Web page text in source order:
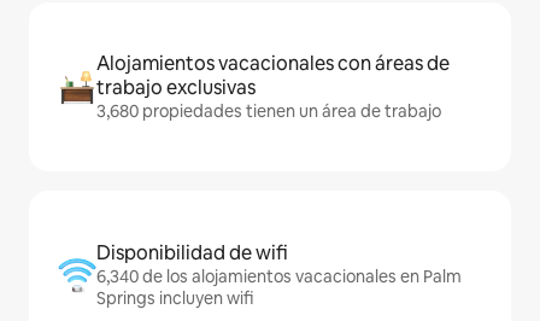
Alojamientos vacacionales con áreas de
trabajo exclusivas
3,680 propiedades tienen un área de trabajo
Disponibilidad de wifi
6,340 de los alojamientos vacacionales en Palm
Springs incluyen wifi